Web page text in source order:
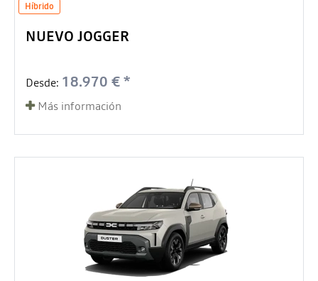
Híbrido
NUEVO JOGGER
Desde: 18.970 € *
Más información